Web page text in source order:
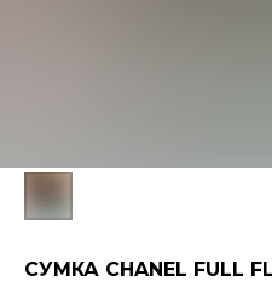
СУМКА CHANEL FULL